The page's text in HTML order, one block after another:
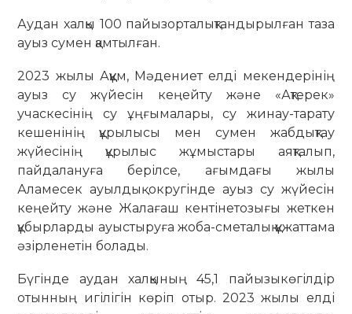
Аудан халқы 100 пайызорталықтандырылған таза
ауыз сумен қамтылған.
2023 жылы Аққұм, Мәдениет елді мекендерінің
ауыз су жүйесін кеңейту және «Ақтерек»
учаскесінің су ұңғымалары, су жинау-тарату
кешенінің құрылысы мен сумен жабдықтау
жүйесінің құрылыс жұмыстары аяқталып,
пайдалануға берілсе, ағымдағы жылы
Аламесек ауылдық округінде ауыз су жүйесін
кеңейту және Жалағаш кентінетозығы жеткен
құбырларды ауыстыруға жоба-сметалық құжаттама
әзірленетін болады.
Бүгінде аудан халқының 45,1 пайызыкөгілдір
отынның игілігін көріп отыр. 2023 жылы елді